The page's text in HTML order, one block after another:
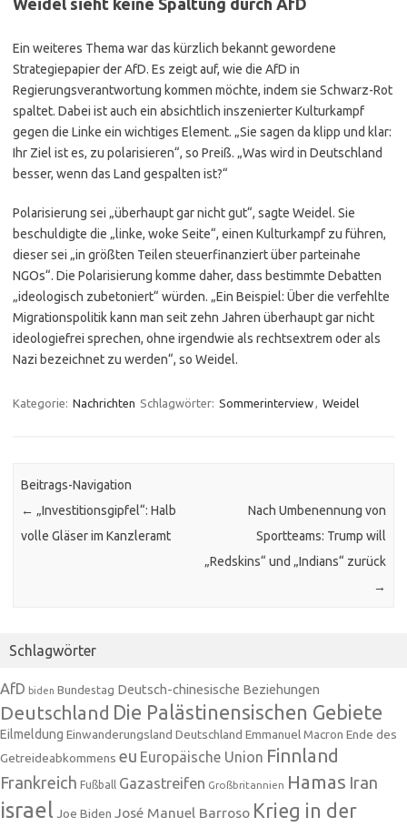
Weidel sieht keine Spaltung durch AfD
Ein weiteres Thema war das kürzlich bekannt gewordene
Strategiepapier der AfD. Es zeigt auf, wie die AfD in
Regierungsverantwortung kommen möchte, indem sie Schwarz-Rot
spaltet. Dabei ist auch ein absichtlich inszenierter Kulturkampf
gegen die Linke ein wichtiges Element. „Sie sagen da klipp und klar:
Ihr Ziel ist es, zu polarisieren“, so Preiß. „Was wird in Deutschland
besser, wenn das Land gespalten ist?“
Polarisierung sei „überhaupt gar nicht gut“, sagte Weidel. Sie
beschuldigte die „linke, woke Seite“, einen Kulturkampf zu führen,
dieser sei „in größten Teilen steuerfinanziert über parteinahe
NGOs“. Die Polarisierung komme daher, dass bestimmte Debatten
„ideologisch zubetoniert“ würden. „Ein Beispiel: Über die verfehlte
Migrationspolitik kann man seit zehn Jahren überhaupt gar nicht
ideologiefrei sprechen, ohne irgendwie als rechtsextrem oder als
Nazi bezeichnet zu werden“, so Weidel.
Kategorie: Nachrichten Schlagwörter: Sommerinterview, Weidel
Beitrags-Navigation
← „Investitionsgipfel“: Halb
volle Gläser im Kanzleramt
Nach Umbenennung von
Sportteams: Trump will
„Redskins“ und „Indians“ zurück
→
Schlagwörter
AfD biden Bundestag Deutsch-chinesische Beziehungen
Deutschland Die Palästinensischen Gebiete
Eilmeldung Einwanderungsland Deutschland Emmanuel Macron Ende des
Getreideabkommens eu Europäische Union Finnland
Frankreich Fußball Gazastreifen Großbritannien Hamas Iran
israel Joe Biden José Manuel Barroso Krieg in der